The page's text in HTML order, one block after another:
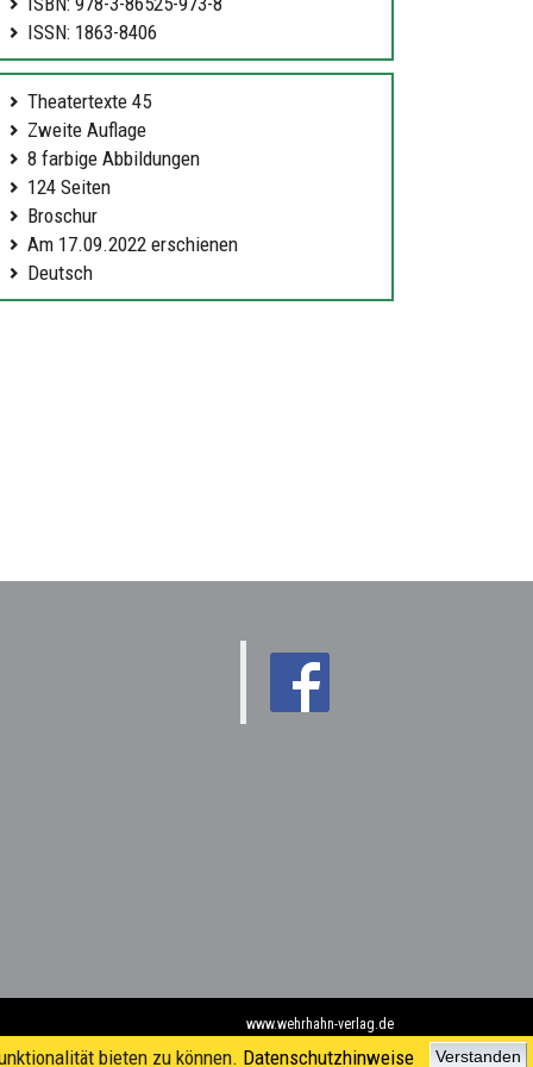
bieten zu können. Datenschutzhinweise Verstanden
ISSN: 1863-8406
Theatertexte 45
Zweite Auflage
8 farbige Abbildungen
124 Seiten
Broschur
Am 17.09.2022 erschienen
Deutsch
www.wehrhahn-verlag.de